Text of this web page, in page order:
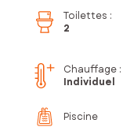
Toilettes :
2
Chauffage :
Individuel
Piscine